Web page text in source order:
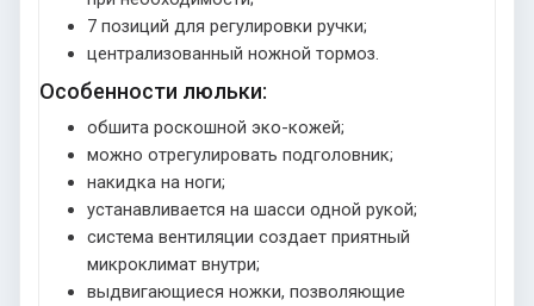
7 позиций для регулировки ручки;
централизованный ножной тормоз.
Особенности люльки:
обшита роскошной эко-кожей;
можно отрегулировать подголовник;
накидка на ноги;
устанавливается на шасси одной рукой;
система вентиляции создает приятный
микроклимат внутри;
выдвигающиеся ножки, позволяющие